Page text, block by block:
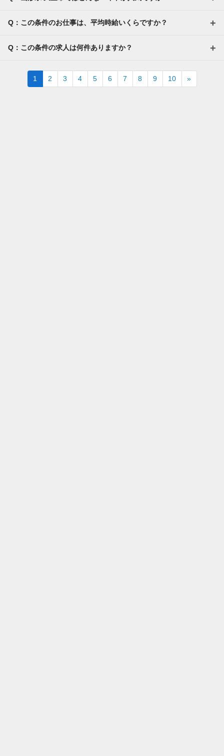
Q：この条件のお仕事は、平均時給いくらですか？
Q：この条件の求人は何件ありますか？
1 2 3 4 5 6 7 8 9 10 »Next